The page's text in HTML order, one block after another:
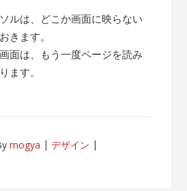
ルは、どこか画面に映らない
きます。
面は、もう一度ページを読み
ます。
mogya
デザイン